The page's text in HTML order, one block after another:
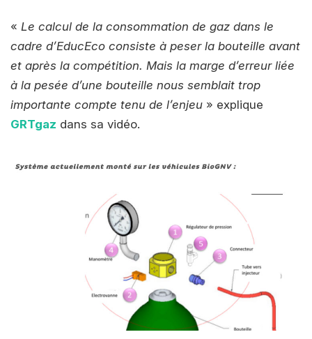
« Le calcul de la consommation de gaz dans le
cadre d’EducEco consiste à peser la bouteille avant
et après la compétition. Mais la marge d’erreur liée
à la pesée d’une bouteille nous semblait trop
importante compte tenu de l’enjeu » explique
GRTgaz dans sa vidéo.